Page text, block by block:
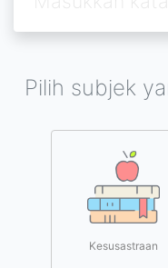
Pilih subjek
Kesusastraan